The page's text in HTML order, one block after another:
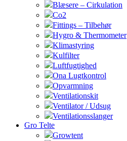
Blæsere – Cirkulation
Co2
Fittings – Tilbehør
Hygro & Thermometer
Klimastyring
Kulfilter
Luftfugtighed
Ona Lugtkontrol
Opvarmning
Ventilationskit
Ventilator / Udsug
Ventilationsslanger
Gro Telte
Growtent